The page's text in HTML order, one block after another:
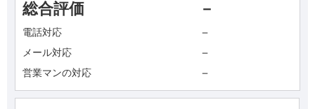
総合評価 －
電話対応 －
メール対応 －
営業マンの対応 －